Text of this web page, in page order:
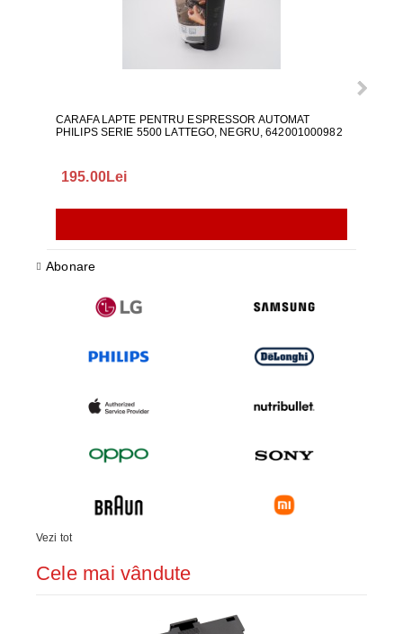
CARAFA LAPTE PENTRU ESPRESSOR AUTOMAT
PHILIPS SERIE 5500 LATTEGO, NEGRU, 642001000982
195.00Lei
Abonare
Vezi tot
Cele mai vândute